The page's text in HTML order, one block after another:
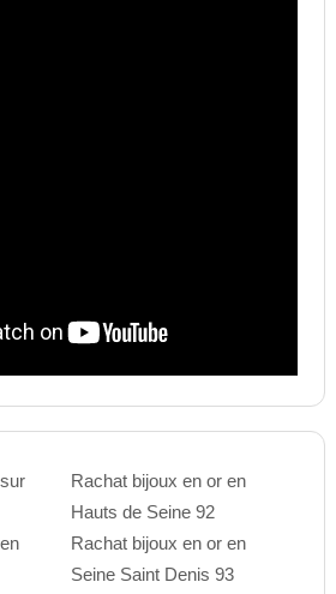
Rachat bijoux en or en
Hauts de Seine 92
Rachat bijoux en or en
Seine Saint Denis 93